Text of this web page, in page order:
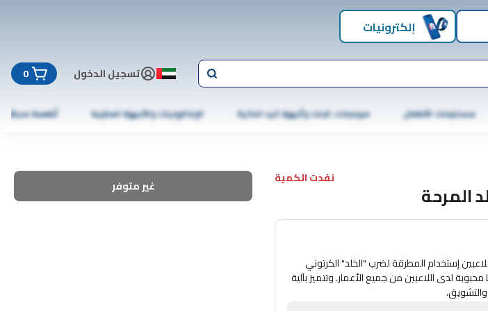
إلكترونيات
تسجيل الدخول 0
مستلزمات الأطفال موبايلات، تابلت وأجهزة اليد الذكية الإلكترونيات والأجهزة المنزلية أطعمة مجمّدة
نفدت الكمية
المرحة غير متوفر
إستخدام المطرقة لضرب "الخلد" الكرتوني
لدى اللاعبين من جميع الأعمار. وتتميز بآلية
اللاعبين في المستويات، سيواجهون تعزيزات